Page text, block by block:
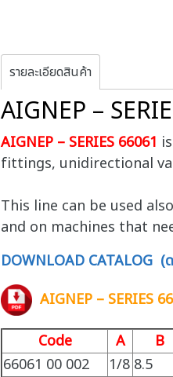
รายละเอียดสินค้า
AIGNEP –
AIGNEP – SERIES 66061
fittings, unidirectional
This line can be used
and on machines that
DOWNLOAD CATALOG (
AIGNEP – SERIES
Code
A B
66061 00 002
1/8 8.5